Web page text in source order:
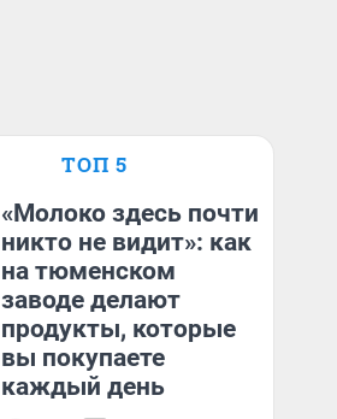
ТОП 5
«Молоко здесь почти
никто не видит»: как
на тюменском
заводе делают
продукты, которые
вы покупаете
каждый день